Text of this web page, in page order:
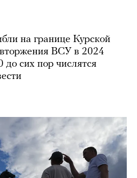
на границе Курской
ВСУ в 2024
до сих пор числятся